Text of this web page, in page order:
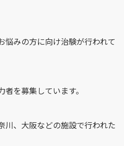
悩みの方に向け治験が行われて
を募集しています。
川、大阪などの施設で行われた